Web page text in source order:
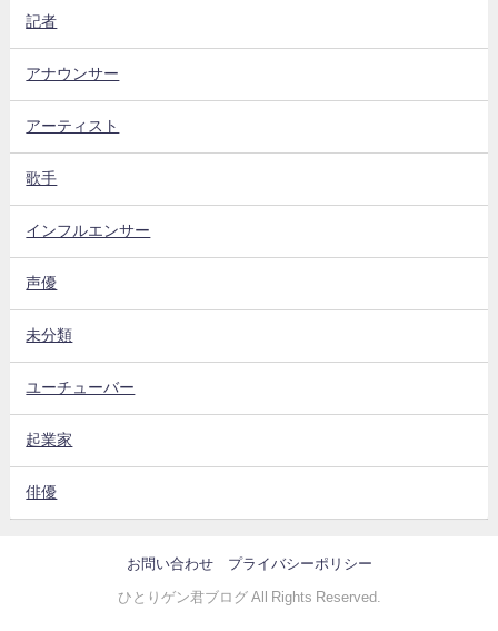
記者
アナウンサー
アーティスト
歌手
インフルエンサー
声優
未分類
ユーチューバー
起業家
俳優
お問い合わせ プライバシーポリシー
ひとりゲン君ブログ All Rights Reserved.